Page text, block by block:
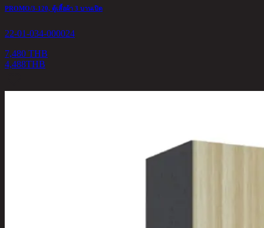
PROMO/3-120, ตู้เสื้อผ้า 3 บานเปิด
22-01-034-000024
7,480 THB
4,488THB